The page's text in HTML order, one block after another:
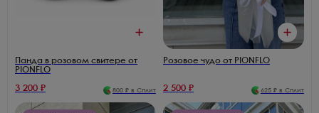
Панда в розовом свитере от
PIONFLO
3 200 ₽ 800 ₽ в Сплит
Розовое чудо от PIONFLO
2 500 ₽ 625 ₽ в Сплит